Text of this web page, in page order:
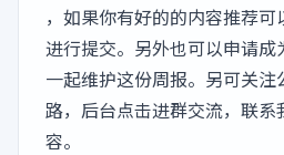
，如果你有好的的内容推荐
进行提交。另外也可以申请成
一起维护这份周报。另可关注
路，后台点击进群交流，联系
容。